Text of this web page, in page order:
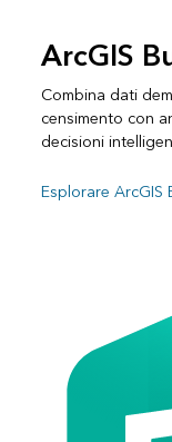
ArcGIS
Combina dati
censimento con
decisioni
Esplorare ArcGIS